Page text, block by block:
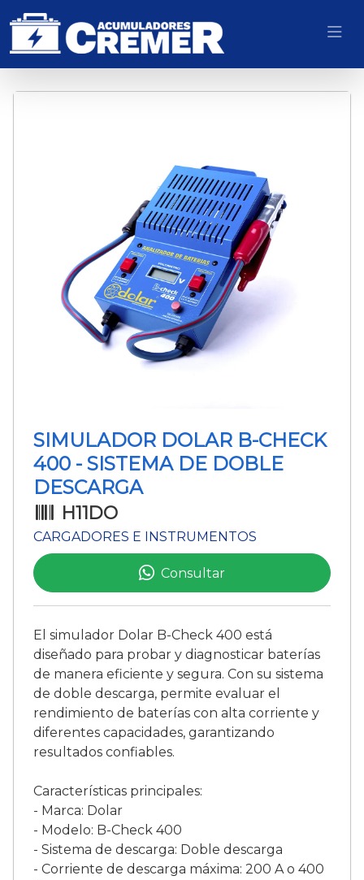
SIMULADOR DOLAR B-CHECK
400 - SISTEMA DE DOBLE
DESCARGA
H11DO
CARGADORES E INSTRUMENTOS
Consultar
El simulador Dolar B-Check 400 está
diseñado para probar y diagnosticar baterías
de manera eficiente y segura. Con su sistema
de doble descarga, permite evaluar el
rendimiento de baterías con alta corriente y
diferentes capacidades, garantizando
resultados confiables.
Características principales:
- Marca: Dolar
- Modelo: B-Check 400
- Sistema de descarga: Doble descarga
- Corriente de descarga máxima: 200 A o 400